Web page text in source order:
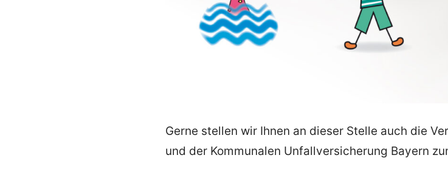
Gerne stellen wir Ihnen an dieser Stelle auch die
und der Kommunalen Unfallversicherung Bayern